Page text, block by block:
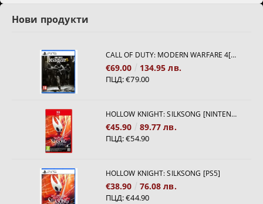
Нови продукти
CALL OF DUTY: MODERN WARFARE 4[PS5]
€69.00 134.95 лв.
ПЦД:€79.00
HOLLOW KNIGHT: SILKSONG [NINTENDO SWITCH 2]
€45.90 89.77 лв.
ПЦД:€54.90
HOLLOW KNIGHT: SILKSONG [PS5]
€38.90 76.08 лв.
ПЦД:€44.90